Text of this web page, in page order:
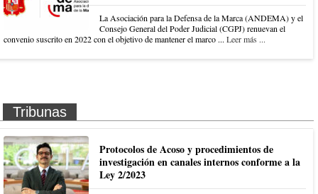
La Asociación para la Defensa de la Marca (ANDEMA) y el
Consejo General del Poder Judicial (CGPJ) renuevan el
convenio suscrito en 2022 con el objetivo de mantener el marco ... Leer más ...
Tribunas
Protocolos de Acoso y procedimientos de
investigación en canales internos conforme a la
Ley 2/2023